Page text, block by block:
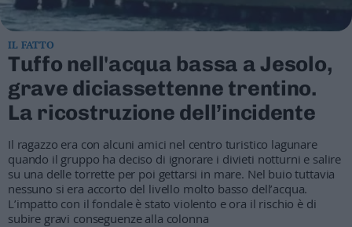
Basso
–
Ledro
–
Rotaliana
dei
Laghi
Valsugana
–
Primiero
IL FATTO
Tuffo nell'acqua bassa a Jesolo,
grave diciassettenne trentino.
La ricostruzione dell’incidente
Il ragazzo era con alcuni amici nel centro turistico lagunare
quando il gruppo ha deciso di ignorare i divieti notturni e salire
su una delle torrette per poi gettarsi in mare. Nel buio tuttavia
nessuno si era accorto del livello molto basso dell’acqua.
L’impatto con il fondale è stato violento e ora il rischio è di
subire gravi conseguenze alla colonna